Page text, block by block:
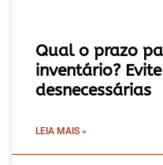
Qual o prazo
inventário?
desnecessárias
LEIA MAIS »